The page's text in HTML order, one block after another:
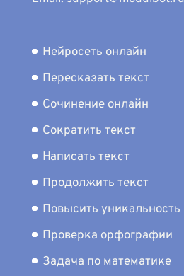
Нейросеть онлайн
Пересказать текст
Сочинение онлайн
Сократить текст
Написать текст
Продолжить текст
Повысить уникальность
Проверка орфографии
Задача по математике